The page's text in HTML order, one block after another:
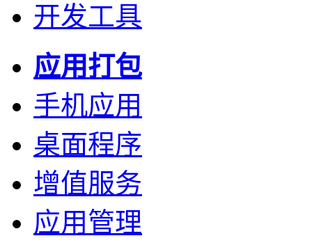
开发工具
应用打包
手机应用
桌面程序
增值服务
应用管理